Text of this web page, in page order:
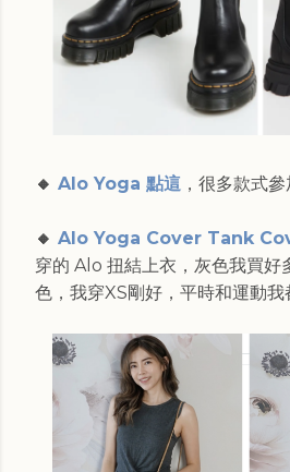
🔸 Alo Yoga 點這 ，很多款式參
🔸 Alo Yoga Cover Tank
穿的 Alo 扭結上衣，灰色我買好
色，我穿XS剛好，平時和運動我